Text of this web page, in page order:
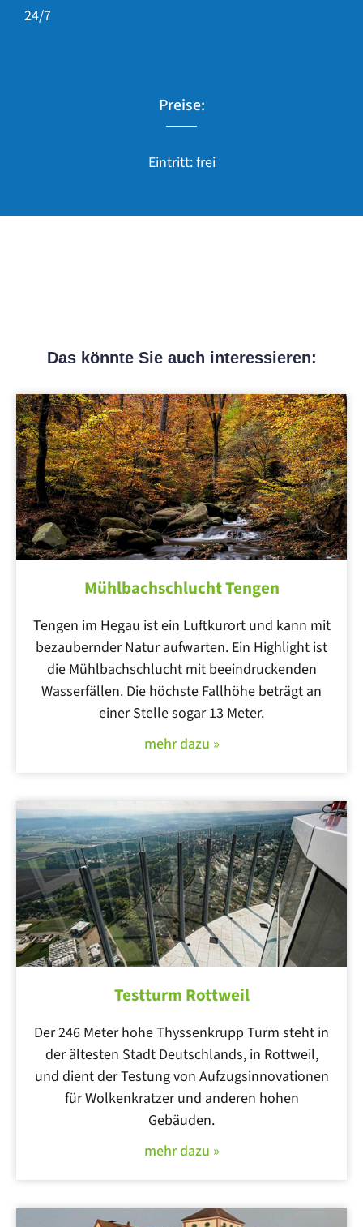
24/7
Preise:
Eintritt: frei
Das könnte Sie auch interessieren:
Mühlbachschlucht Tengen
Tengen im Hegau ist ein Luftkurort und kann mit
bezaubernder Natur aufwarten. Ein Highlight ist
die Mühlbachschlucht mit beeindruckenden
Wasserfällen. Die höchste Fallhöhe beträgt an
einer Stelle sogar 13 Meter.
mehr dazu »
Testturm Rottweil
Der 246 Meter hohe Thyssenkrupp Turm steht in
der ältesten Stadt Deutschlands, in Rottweil,
und dient der Testung von Aufzugsinnovationen
für Wolkenkratzer und anderen hohen
Gebäuden.
mehr dazu »